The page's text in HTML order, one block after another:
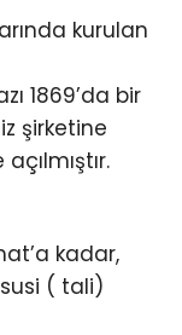
kurulan
1869’da bir
şirketine
kadar,
( tali)